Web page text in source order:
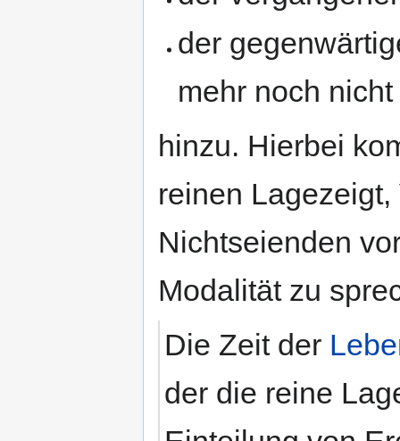
der
mehr noch
hinzu. Hierbei
reinen
Nichtseienden
Modalität zu
Die Zeit der
der die reine